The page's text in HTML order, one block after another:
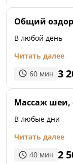
Общий
В любой день
Читать далее
60 мин 3
Массаж шеи,
В любые дни
Читать далее
40 мин 2